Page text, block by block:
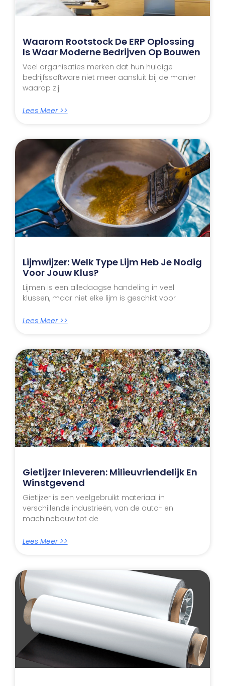
Waarom Rootstock De ERP Oplossing
Is Waar Moderne Bedrijven Op Bouwen
Veel organisaties merken dat hun huidige
bedrijfssoftware niet meer aansluit bij de manier
waarop zij
Lees Meer >>
Lijmwijzer: Welk Type Lijm Heb Je Nodig
Voor Jouw Klus?
Lijmen is een alledaagse handeling in veel
klussen, maar niet elke lijm is geschikt voor
Lees Meer >>
Gietijzer Inleveren: Milieuvriendelijk En
Winstgevend
Gietijzer is een veelgebruikt materiaal in
verschillende industrieën, van de auto- en
machinebouw tot de
Lees Meer >>